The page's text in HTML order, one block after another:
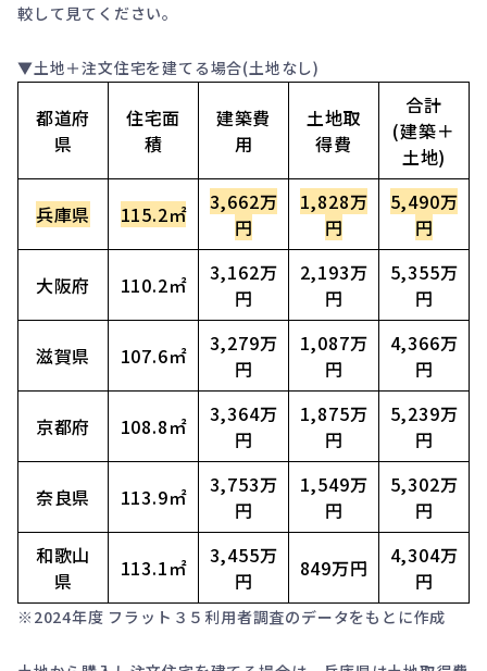
較して見てください。
▼土地＋注文住宅を建てる場合(土地なし)
都道府
県
住宅面
積
建築費
用
土地取
得費
合計
(建築＋
土地)
兵庫県 115.2㎡
3,662万
円
1,828万
円
5,490万
円
大阪府 110.2㎡
3,162万
円
2,193万
円
5,355万
円
滋賀県 107.6㎡
3,279万
円
1,087万
円
4,366万
円
京都府 108.8㎡
3,364万
円
1,875万
円
5,239万
円
奈良県 113.9㎡
3,753万
円
1,549万
円
5,302万
円
和歌山
県
113.1㎡
3,455万
円
849万円
4,304万
円
※ 2024年度 フラット３５利用者調査のデータをもとに作成